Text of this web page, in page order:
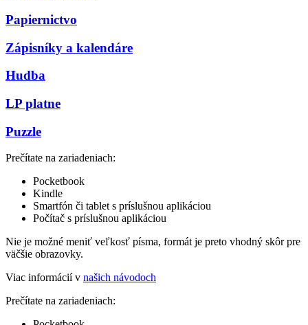
Papiernictvo
Zápisníky a kalendáre
Hudba
LP platne
Puzzle
Prečítate na zariadeniach:
Pocketbook
Kindle
Smartfón či tablet s príslušnou aplikáciou
Počítač s príslušnou aplikáciou
Nie je možné meniť veľkosť písma, formát je preto vhodný skôr pre
väčšie obrazovky.
Viac informácií v našich návodoch
Prečítate na zariadeniach: